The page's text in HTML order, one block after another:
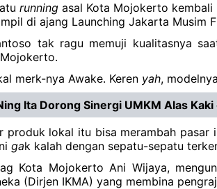
runningasal Kota Mojokerto kembali
di ajang Launching Jakarta Musim
tak ragu memuji kualitasnya
merk-nya Awake. Keren yah,
Ita Dorong Sinergi UMKM Alas
produk lokal itu bisa merambah pasar
gak kalah dengan sepatu-sepatu
Kota Mojokerto Ani Wijaya,
(Dirjen IKMA) yang membina